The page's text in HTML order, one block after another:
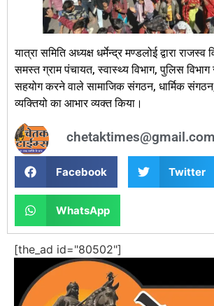
यात्रा समिति अध्यक्ष धर्मेन्द्र मण्डलोई द्वारा
समस्त ग्राम पंचायत, स्वास्थ्य विभाग, पुलिस विभाग
सहयोग करने वाले सामाजिक संगठन, धार्मिक संगठन,
व्यक्तियो का आभार व्यक्त किया।
chetaktimes@gmail.com
Facebook Twitter
WhatsApp
[the_ad id="80502"]